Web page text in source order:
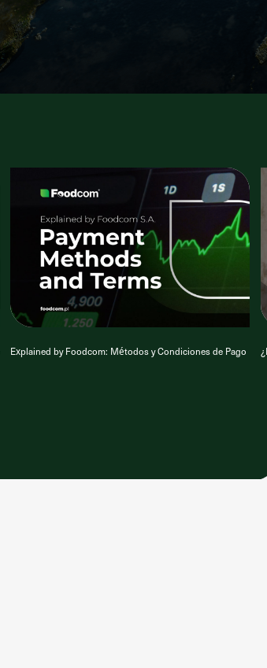
Explained by Foodcom: Métodos y Condiciones de Pago